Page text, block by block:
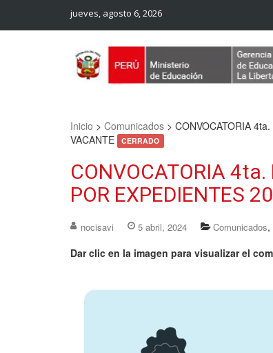
jueves, agosto 6, 2026
Inicio > Comunicados > CONVOCATORIA
VACANTE
CERRADO
CONVOCATORIA
POR EXPEDIENTES
nocisavi 5 abril, 2024 Comunicados,
Dar clic en la imagen para visualizar el